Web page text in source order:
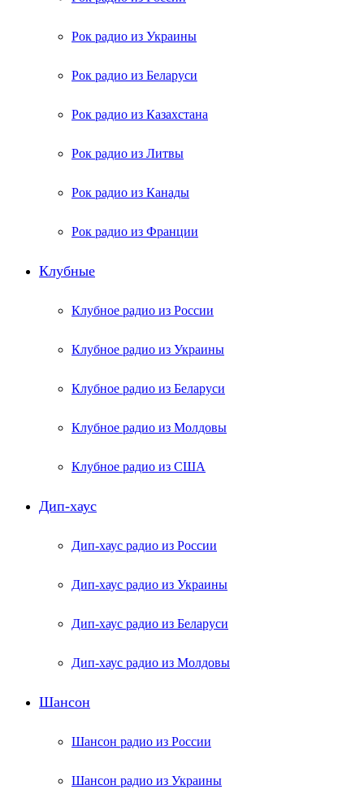
Рок радио из Украины
Рок радио из Беларуси
Рок радио из Казахстана
Рок радио из Литвы
Рок радио из Канады
Рок радио из Франции
Клубные
Клубное радио из России
Клубное радио из Украины
Клубное радио из Беларуси
Клубное радио из Молдовы
Клубное радио из США
Дип-хаус
Дип-хаус радио из России
Дип-хаус радио из Украины
Дип-хаус радио из Беларуси
Дип-хаус радио из Молдовы
Шансон
Шансон радио из России
Шансон радио из Украины